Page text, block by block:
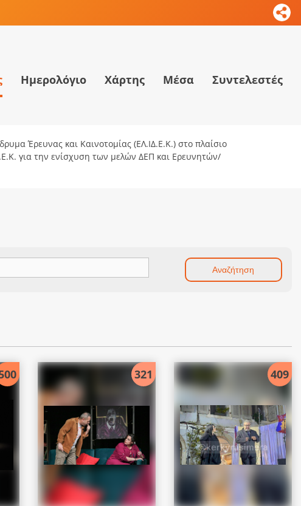
Ημερολόγιο Χάρτης Μέσα Συντελεστές
Έρευνας και Καινοτομίας (ΕΛ.ΙΔ.Ε.Κ.) στο πλαίσιο
για την ενίσχυση των μελών ΔΕΠ και Ερευνητών/
321 409